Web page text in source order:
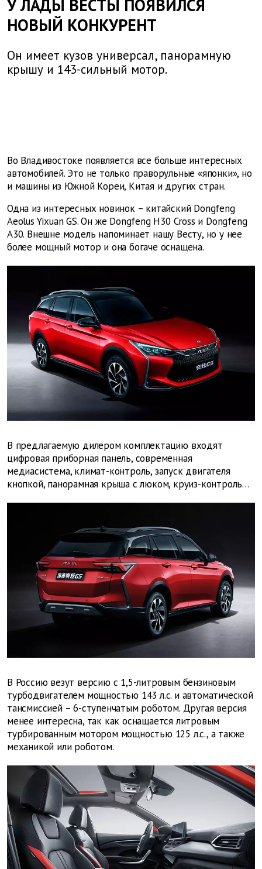
У ЛАДЫ ВЕСТЫ ПОЯВИЛСЯ
НОВЫЙ КОНКУРЕНТ
Он имеет кузов универсал, панорамную
крышу и 143-сильный мотор.
Во Владивостоке появляется все больше интересных
автомобилей. Это не только праворульные «японки», но
и машины из Южной Кореи, Китая и других стран.
Одна из интересных новинок – китайский Dongfeng
Aeolus Yixuan GS. Он же Dongfeng H30 Cross и Dongfeng
A30. Внешне модель напоминает нашу Весту, но у нее
более мощный мотор и она богаче оснащена.
В предлагаемую дилером комплектацию входят
цифровая приборная панель, современная
медиасистема, климат-контроль, запуск двигателя
кнопкой, панорамная крыша с люком, круиз-контроль…
В Россию везут версию с 1,5-литровым бензиновым
турбодвигателем мощностью 143 л.с. и автоматической
тансмиссией – 6-ступенчатым роботом. Другая версия
менее интересна, так как оснащается литровым
турбированным мотором мощностью 125 л.с., а также
механикой или роботом.